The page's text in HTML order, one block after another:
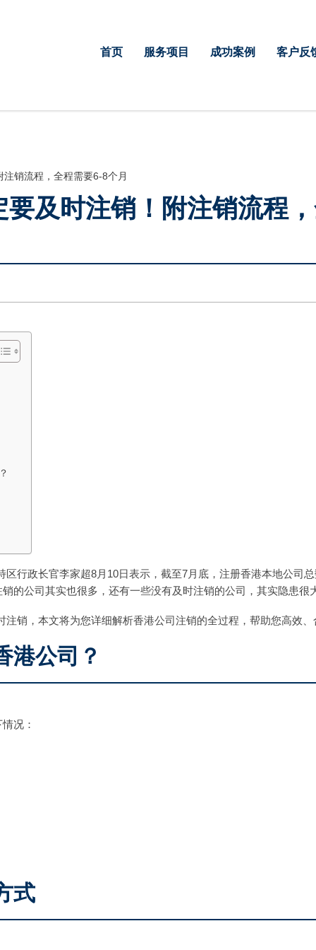
首页 服务项目 成功案例 客户反
销流程，全程需要6-8个月
及时注销！附注销流程
行政长官李家超8月10日表示，截至7月底，注册香港本地公司
的公司其实也很多，还有一些没有及时注销的公司，其实隐患很
销，本文将为您详细解析香港公司注销的全过程，帮助您高效
港公司？
况：
式